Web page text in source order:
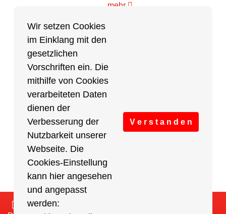
Wir setzen Cookies
im Einklang mit den
gesetzlichen
Vorschriften ein. Die
mithilfe von Cookies
verarbeiteten Daten
dienen der
Verbesserung der
Nutzbarkeit unserer
Webseite. Die
Cookies-Einstellung
kann hier angesehen
und angepasst
werden:
V e r s t a n d e n
mehr
Partner des Breitensports
Impressum